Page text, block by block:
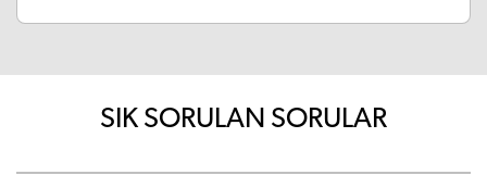
SIK SORULAN SORULAR